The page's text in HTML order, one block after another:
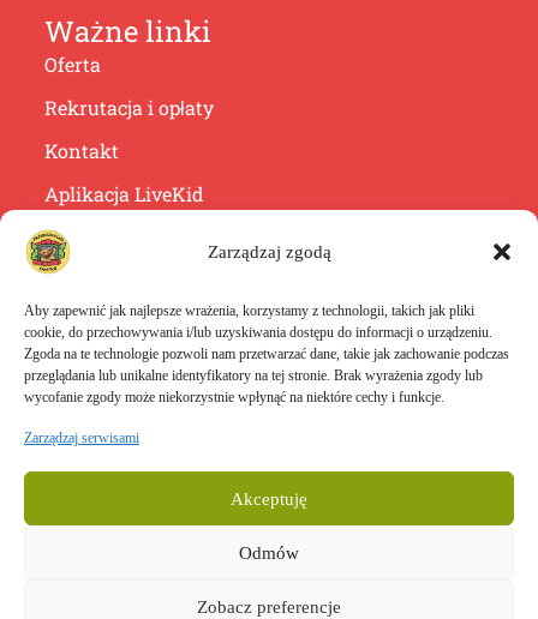
Zarządzaj zgodą
Aby zapewnić jak najlepsze wrażenia, korzystamy z technologii, takich jak pliki
cookie, do przechowywania i/lub uzyskiwania dostępu do informacji o urządzeniu.
Zgoda na te technologie pozwoli nam przetwarzać dane, takie jak zachowanie podczas
przeglądania lub unikalne identyfikatory na tej stronie. Brak wyrażenia zgody lub
wycofanie zgody może niekorzystnie wpłynąć na niektóre cechy i funkcje.
Zarządzaj serwisami
Akceptuję
Odmów
Zobacz preferencje
Ważne linki
Oferta
Rekrutacja i opłaty
Kontakt
Aplikacja LiveKid
Jak nas znaleźć?